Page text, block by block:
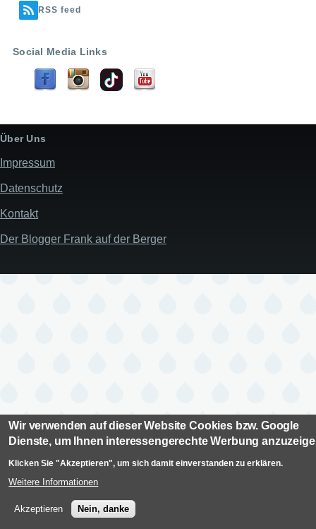
RSS feed
Social Media Links
Über Uns
Impressum
Datenschutz
Kontakt
Der Blogger Frank auf der Berger
Wir verwenden auf dieser Website Cookies bzw. Google
Dienste, um Ihnen interessengerechte Werbung
Klicken Sie "Akzeptieren", um sich damit einverstanden zu erklären.
Weitere Informationen
Akzeptieren Nein, danke